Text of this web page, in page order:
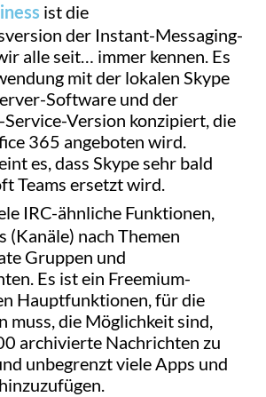
ist die
der Instant-Messaging-
alle seit… immer kennen. Es
mit der lokalen Skype
Software und der
Version konzipiert, die
365 angeboten wird.
es, dass Skype sehr bald
Teams ersetzt wird.
IRC-ähnliche Funktionen,
(Kanäle) nach Themen
Gruppen und
Es ist ein Freemium-
Hauptfunktionen, für die
muss, die Möglichkeit sind,
archivierte Nachrichten zu
unbegrenzt viele Apps und